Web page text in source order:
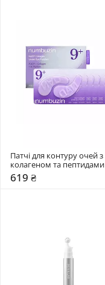
Патчі для контуру очей з
колагеном та пептидами
Numbuzin 5 шт
619 ₴